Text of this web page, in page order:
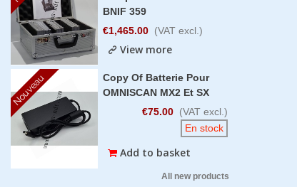
BNIF 359
€1,465.00 (VAT excl.)
View more
Nouveau
Copy Of Batterie Pour
OMNISCAN MX2 Et SX
€75.00 (VAT excl.)
En stock
Add to basket
All new products